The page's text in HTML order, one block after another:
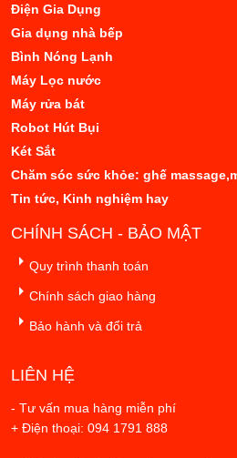
Điện Gia Dụng
Gia dụng nhà bếp
Bình Nóng Lạnh
Máy Lọc nước
Máy rửa bát
Robot Hút Bụi
Két Sắt
Chăm sóc sức khỏe: ghế
Tin tức, Kinh nghiệm hay
CHÍNH SÁCH - BẢO MẬT
Quy trình thanh toán
Chính sách giao hàng
Bảo hành và đổi trả
LIÊN HỆ
- Tư vấn mua hàng miễn phí
+ Điện thoại: 094 1791 888